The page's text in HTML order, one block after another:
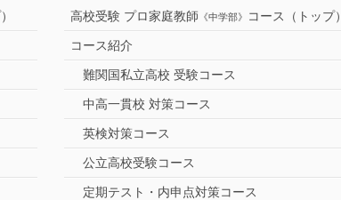
高校受験 プロ家庭教師 《中学部》 コース（トップ）
コース紹介
難関国私立高校 受験コース
中高一貫校 対策コース
英検対策コース
公立高校受験コース
定期テスト・内申点対策コース